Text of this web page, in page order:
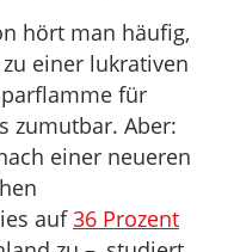
hört man häufig,
einer lukrativen
für
zumutbar. Aber:
einer neueren
auf36 Prozent